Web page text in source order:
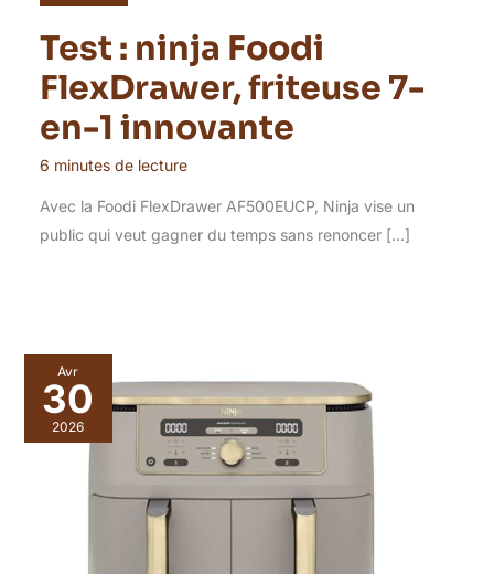
Test : ninja Foodi
FlexDrawer, friteuse 7-
en-1 innovante
6 minutes de lecture
Avec la Foodi FlexDrawer AF500EUCP, Ninja vise un
public qui veut gagner du temps sans renoncer […]
Avr
30
2026